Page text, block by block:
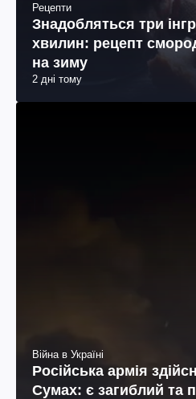
Рецепти
Знадобляться три
хвилин: рецепт
на зиму
2 дні тому
Війна в Україні
Російська армія
Сумах: є загиблий та